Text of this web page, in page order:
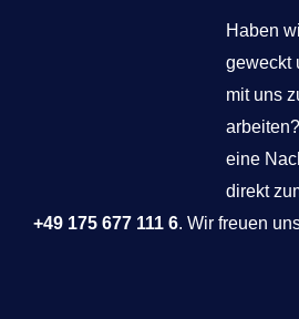
Haben
geweckt
mit uns
eine
direkt
+49 175 677 111 6. Wir freuen